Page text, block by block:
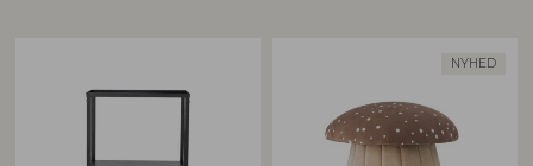
NYHED